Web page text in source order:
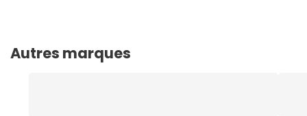
Autres marques